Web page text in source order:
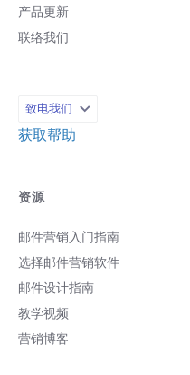
产品更新
联络我们
致电我们
获取帮助
资源
邮件营销入门指南
选择邮件营销软件
邮件设计指南
教学视频
营销博客